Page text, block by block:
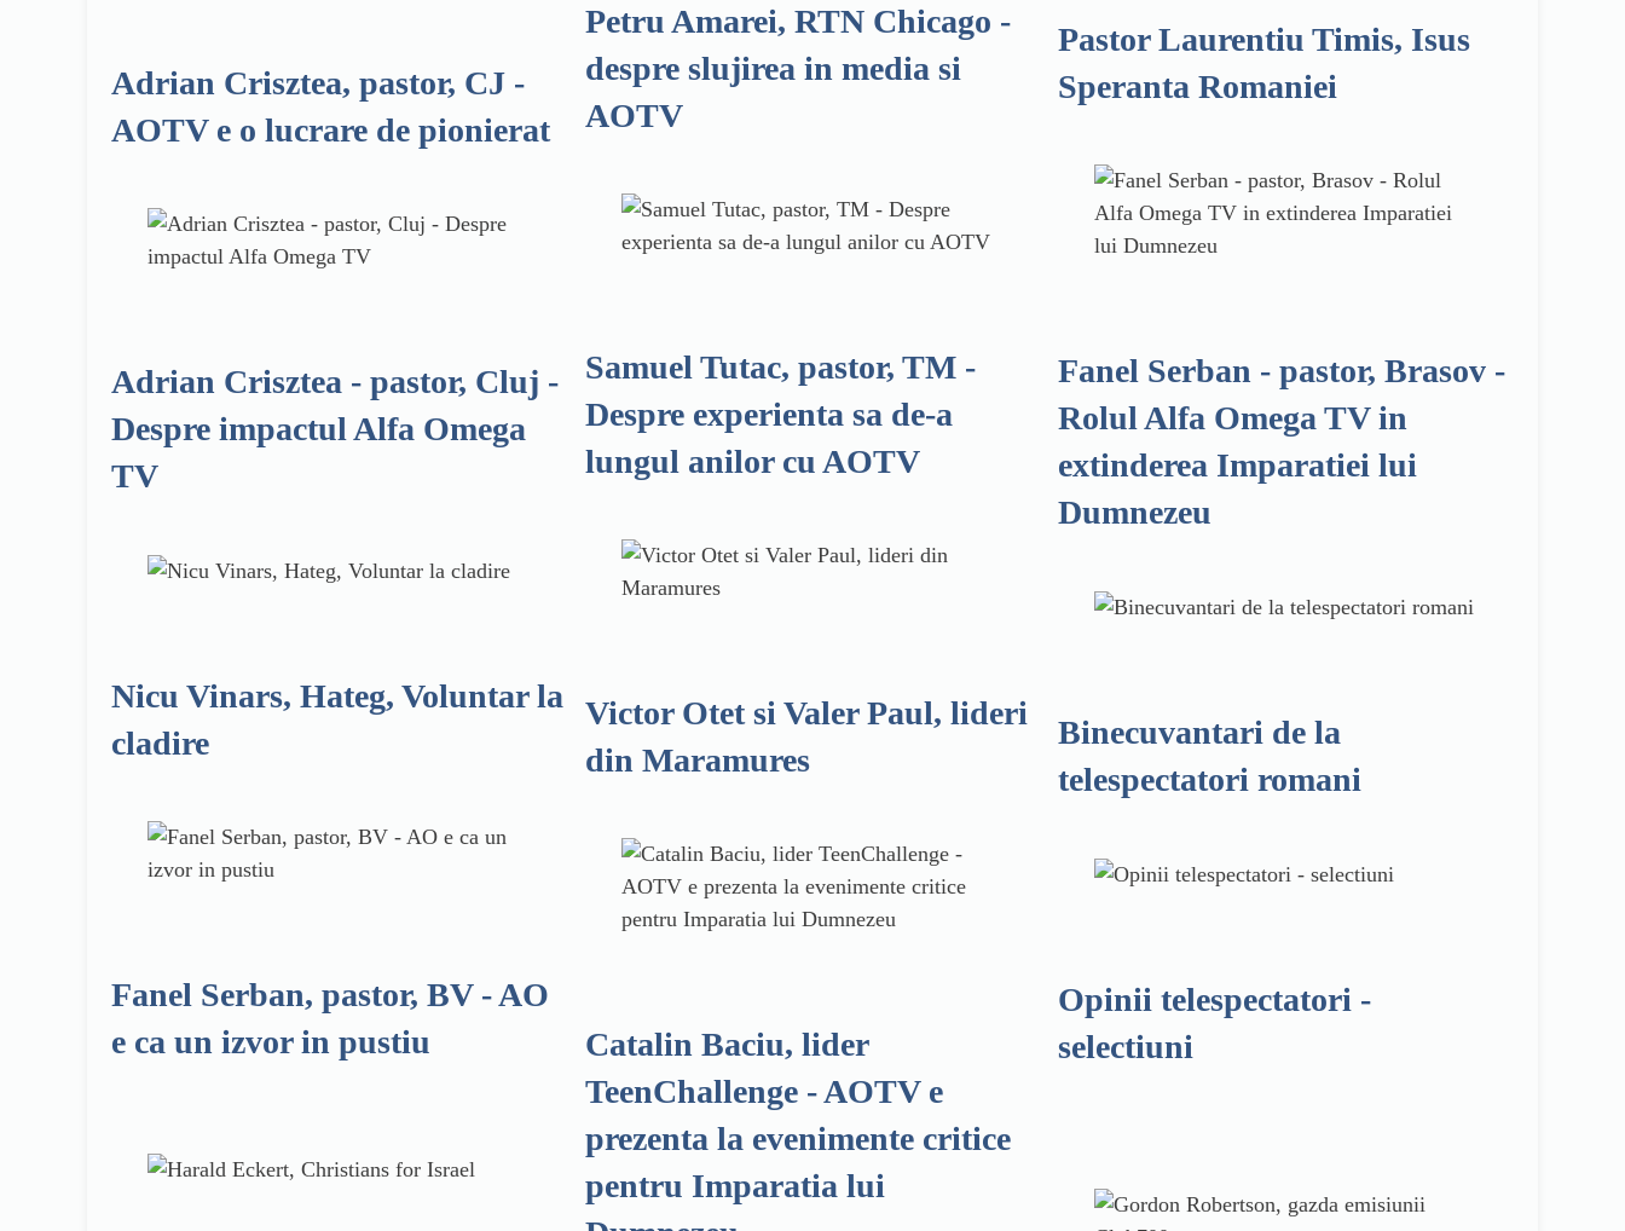
Adrian Crisztea, pastor, CJ -
AOTV e o lucrare de pionierat
Petru Amarei, RTN Chicago -
despre slujirea in media si
AOTV
Pastor Laurentiu Timis, Isus
Speranta Romaniei
Adrian Crisztea - pastor, Cluj -
Despre impactul Alfa Omega
TV
Samuel Tutac, pastor, TM -
Despre experienta sa de-a
lungul anilor cu AOTV
Fanel Serban - pastor, Brasov -
Rolul Alfa Omega TV in
extinderea Imparatiei lui
Dumnezeu
Nicu Vinars, Hateg, Voluntar la
cladire
Victor Otet si Valer Paul, lideri
din Maramures
Binecuvantari de la
telespectatori romani
Fanel Serban, pastor, BV - AO
e ca un izvor in pustiu
Catalin Baciu, lider
TeenChallenge - AOTV e
prezenta la evenimente critice
pentru Imparatia lui
Opinii telespectatori -
selectiuni